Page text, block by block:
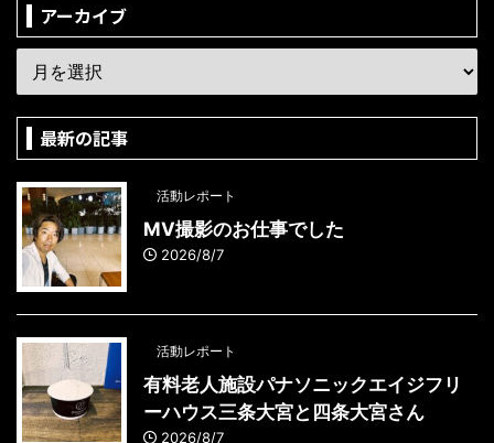
アーカイブ
最新の記事
活動レポート
MV撮影のお仕事でした
2026/8/7
活動レポート
有料老人施設パナソニックエイジフリ
ーハウス三条大宮と四条大宮さん
2026/8/7